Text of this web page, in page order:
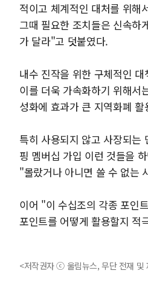
적이고 체계적인 대처를 위해
그때 필요한 조치들은 신속하
가 달라"고 덧붙였다.
내수 진작을 위한 구체적인
이를 더욱 가속화하기 위해서
성화에 효과가 큰 지역화폐
특히 사용되지 않고 사장되는
핑 멤버십 가입 이런 것들을
"몰랐거나 아니면 쓸 수 없는
이어 "이 수십조의 각종 포인
포인트를 어떻게 활용할지 적
<저작권자 ⓒ 울림뉴스, 무단 전재 및